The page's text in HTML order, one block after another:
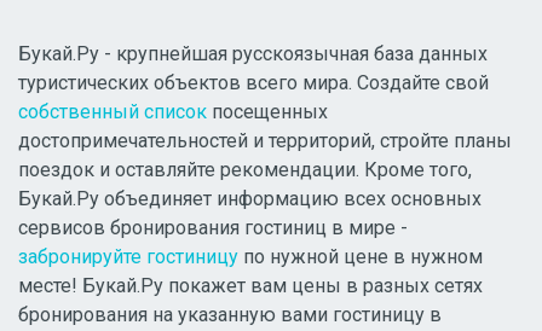
Букай.Ру - крупнейшая русскоязычная база данных
туристических объектов всего мира. Создайте свой
собственный список посещенных
достопримечательностей и территорий, стройте планы
поездок и оставляйте рекомендации. Кроме того,
Букай.Ру объединяет информацию всех основных
сервисов бронирования гостиниц в мире -
забронируйте гостиницу по нужной цене в нужном
месте! Букай.Ру покажет вам цены в разных сетях
бронирования на указанную вами гостиницу в